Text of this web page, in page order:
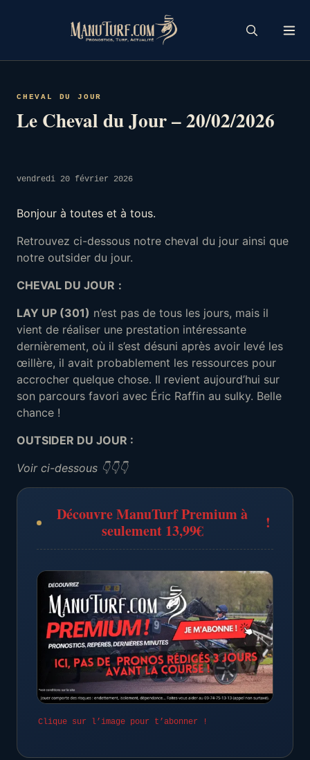
CHEVAL DU JOUR
Le Cheval du Jour – 20/02/2026
vendredi 20 février 2026
Bonjour à toutes et à tous.
Retrouvez ci-dessous notre cheval du jour ainsi que
notre outsider du jour.
CHEVAL DU JOUR :
LAY UP (301) n’est pas de tous les jours, mais il
vient de réaliser une prestation intéressante
dernièrement, où il s’est désuni après avoir levé les
œillère, il avait probablement les ressources pour
accrocher quelque chose. Il revient aujourd’hui sur
son parcours favori avec Éric Raffin au sulky. Belle
chance !
OUTSIDER DU JOUR :
Voir ci-dessous 👇👇👇
Découvre ManuTurf Premium à
seulement 13,99€
!
Clique sur l’image pour t’abonner !